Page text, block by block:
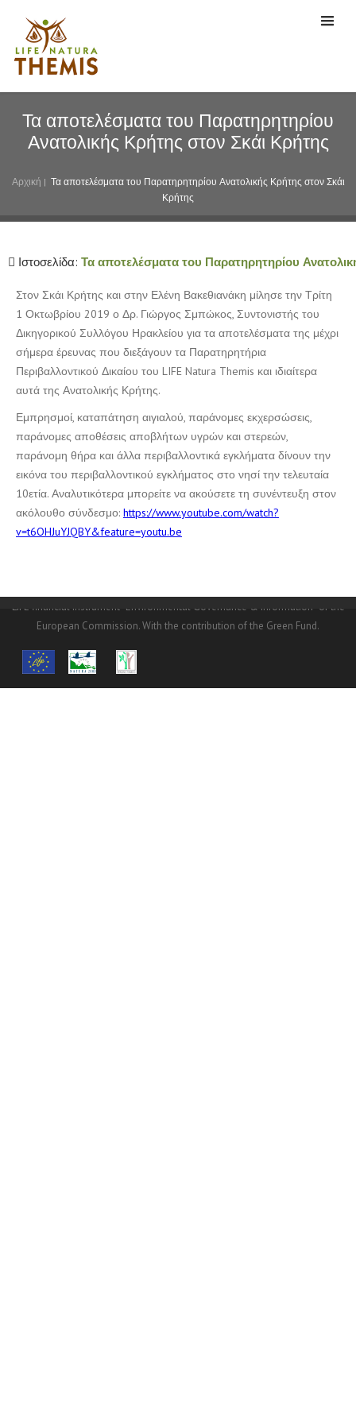
Τα αποτελέσματα του Παρατηρητηρίου
Ανατολικής Κρήτης στον Σκάι Κρήτης
Αρχική | Τα αποτελέσματα του Παρατηρητηρίου Ανατολικής Κρήτης στον Σκάι
Κρήτης
Ιστοσελίδα: Τα αποτελέσματα του Παρατηρητηρίου
Στον Σκάι Κρήτης και στην Ελένη Βακεθιανάκη μίλησε την Τρίτη
1 Οκτωβρίου 2019 ο Δρ. Γιώργος Σμπώκος, Συντονιστής του
Δικηγορικού Συλλόγου Ηρακλείου για τα αποτελέσματα της μέχρι
σήμερα έρευνας που διεξάγουν τα Παρατηρητήρια
Περιβαλλοντικού Δικαίου του LIFE Natura Themis και ιδιαίτερα
αυτά της Ανατολικής Κρήτης.
Εμπρησμοί, καταπάτηση αιγιαλού, παράνομες εκχερσώσεις,
παράνομες αποθέσεις αποβλήτων υγρών και στερεών,
παράνομη θήρα και άλλα περιβαλλοντικά εγκλήματα δίνουν την
εικόνα του περιβαλλοντικού εγκλήματος στο νησί την τελευταία
10ετία. Αναλυτικότερα μπορείτε να ακούσετε τη συνέντευξη στον
ακόλουθο σύνδεσμο: https://www.youtube.com/watch?
v=t6OHJuYJQBY&feature=youtu.be
LIFE financial instrument “Environmental Governance & Information” of the
European Commission. With the contribution of the Green Fund.